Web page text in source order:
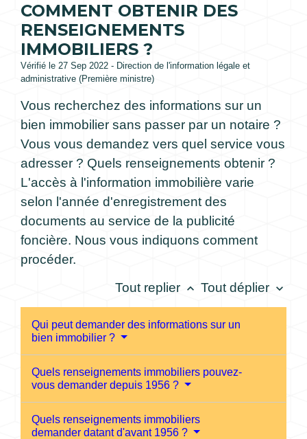
COMMENT OBTENIR DES
RENSEIGNEMENTS
IMMOBILIERS ?
Vérifié le 27 Sep 2022 - Direction de l'information légale et
administrative (Première ministre)
Vous recherchez des informations sur un
bien immobilier sans passer par un notaire ?
Vous vous demandez vers quel service vous
adresser ? Quels renseignements obtenir ?
L'accès à l'information immobilière varie
selon l'année d'enregistrement des
documents au service de la publicité
foncière. Nous vous indiquons comment
procéder.
Tout replier keyboard_arrow_up Tout déplier keyboard_arrow_down
Qui peut demander des informations sur un
bien immobilier ?
Quels renseignements immobiliers pouvez-
vous demander depuis 1956 ?
Quels renseignements immobiliers
demander datant d'avant 1956 ?